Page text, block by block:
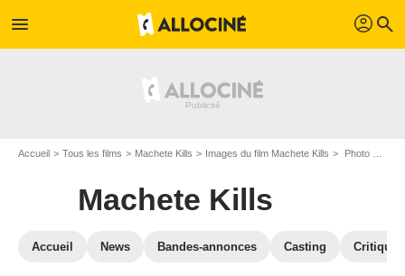
menu profil search
Accueil Tous les films Machete Kills Images du film Machete Kills Photo du film Machete Kills - Photo 54
Machete Kills
Accueil News Bandes-annonces Casting